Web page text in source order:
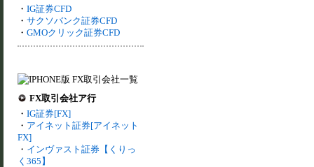
・ IG証券CFD
・ サクソバンク証券CFD
・ GMOクリック証券CFD
FX取引会社ア行
・ IG証券[FX]
・ アイネット証券[アイネット
FX]
・ インヴァスト証券【くりっ
く365】